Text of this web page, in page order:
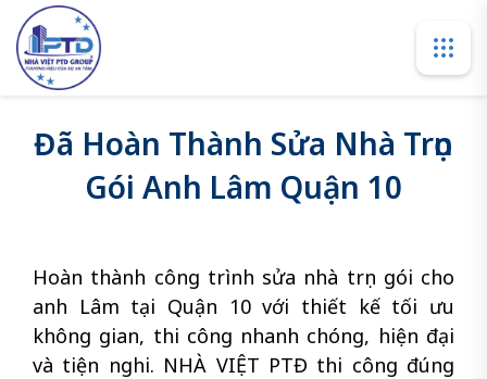
Đã Hoàn Thành Sửa Nhà Trọn
Gói Anh Lâm Quận 10
Hoàn thành công trình sửa nhà trọn gói cho
anh Lâm tại Quận 10 với thiết kế tối ưu
không gian, thi công nhanh chóng, hiện đại
và tiện nghi. NHÀ VIỆT PTĐ thi công đúng